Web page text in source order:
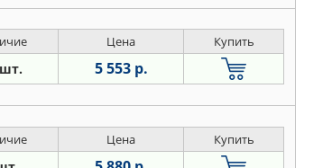
Цена Купить
5 553 р.
Цена Купить